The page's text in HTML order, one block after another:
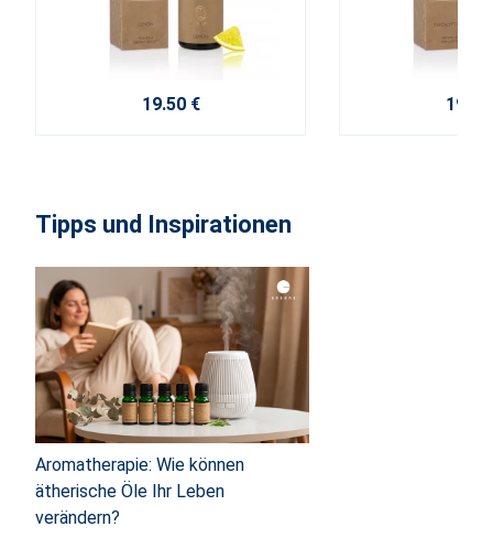
19.50 € 19.50
Tipps und Inspirationen
Aromatherapie: Wie können
ätherische Öle Ihr Leben
verändern?